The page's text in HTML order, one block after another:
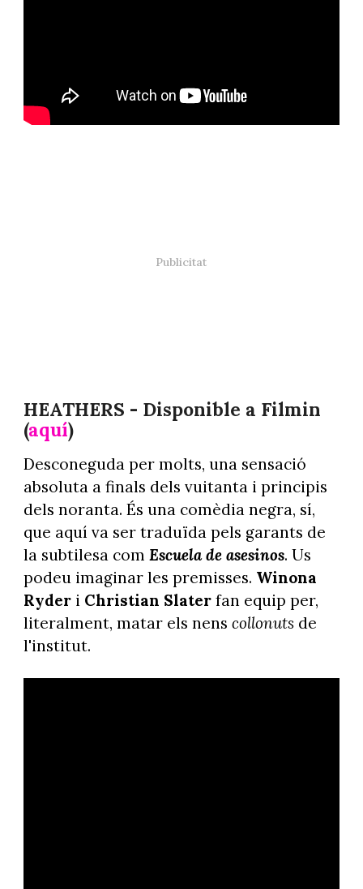
HEATHERS - Disponible a Filmin
(aquí)
Desconeguda per molts, una sensació
absoluta a finals dels vuitanta i principis
dels noranta. És una comèdia negra, sí,
que aquí va ser traduïda pels garants de
la subtilesa com Escuela de asesinos. Us
podeu imaginar les premisses. Winona
Ryder i Christian Slaterfan equip per,
literalment, matar els nens collonutsde
l'institut.